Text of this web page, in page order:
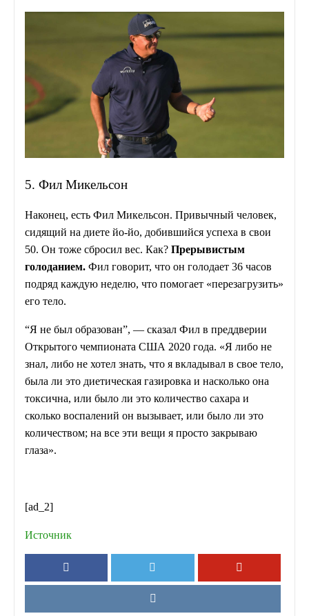
5. Фил Микельсон
Наконец, есть Фил Микельсон. Привычный человек,
сидящий на диете йо-йо, добившийся успеха в свои
50. Он тоже сбросил вес. Как? Прерывистым
голоданием. Фил говорит, что он голодает 36 часов
подряд каждую неделю, что помогает «перезагрузить»
его тело.
“Я не был образован”, — сказал Фил в преддверии
Открытого чемпионата США 2020 года. «Я либо не
знал, либо не хотел знать, что я вкладывал в свое тело,
была ли это диетическая газировка и насколько она
токсична, или было ли это количество сахара и
сколько воспалений он вызывает, или было ли это
количеством; на все эти вещи я просто закрываю
глаза».
[ad_2]
Источник